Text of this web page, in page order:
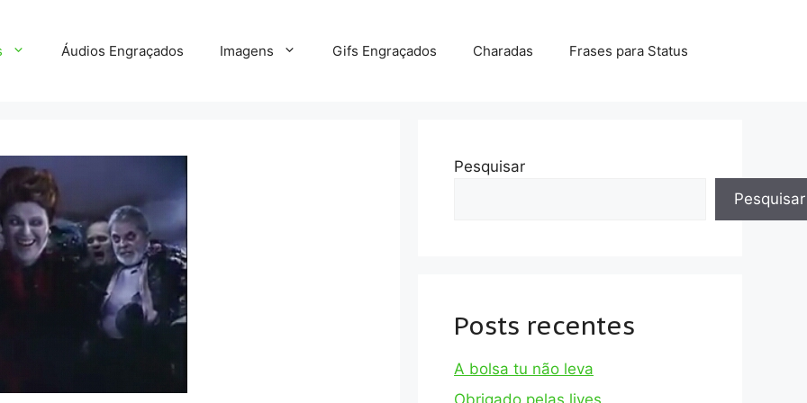
Áudios Engraçados Imagens Gifs Engraçados Charadas Frases para Status
Pesquisar
Pesquisar
Posts recentes
A bolsa tu não leva
Obrigado pelas lives